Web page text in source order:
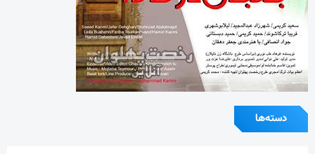
دسته‌ها